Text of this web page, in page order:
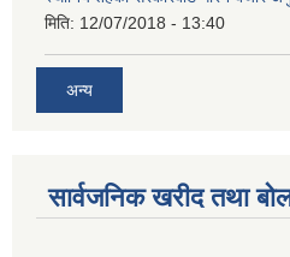
मिति: 12/07/2018 - 13:40
अन्य
सार्वजनिक खरीद तथा